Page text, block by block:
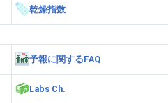
乾燥指数
予報に関するFAQ
Labs Ch.